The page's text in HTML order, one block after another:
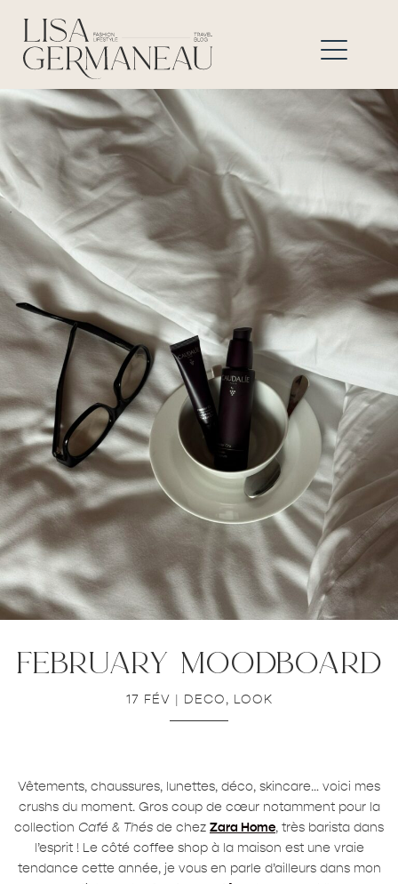
february moodboard
17 FÉV | DECO, LOOK
Vêtements, chaussures, lunettes, déco, skincare… voici mes
crushs du moment. Gros coup de cœur notamment pour la
collection Café & Thés de chez Zara Home, très barista dans
l’esprit ! Le côté coffee shop à la maison est une vraie
tendance cette année, je vous en parle d’ailleurs dans mon